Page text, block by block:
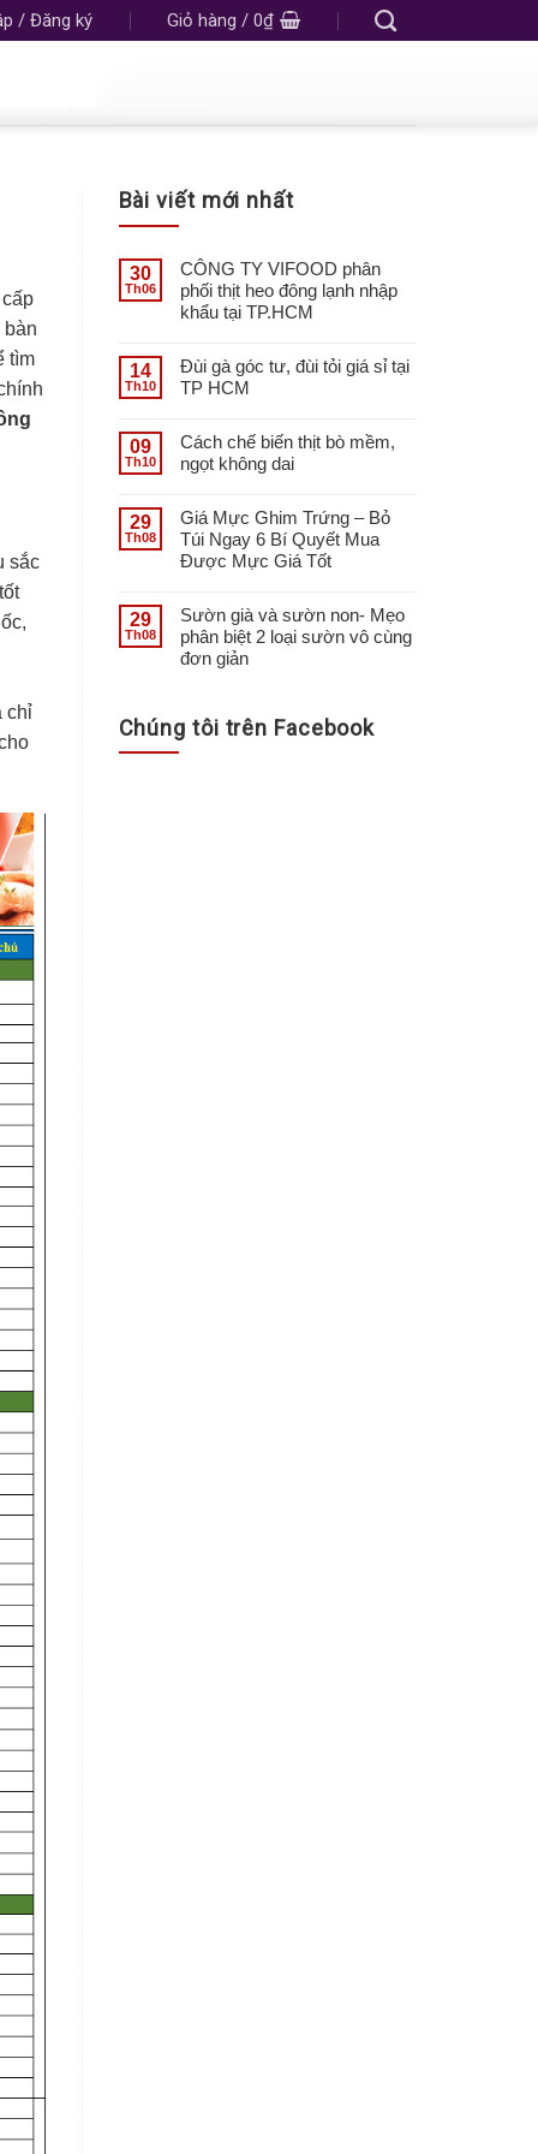
/ Đăng ký Giỏ hàng / 0₫
bàn
tìm
sắc
chỉ
Bài viết mới nhất
30
Th06
CÔNG TY VIFOOD phân
phối thịt heo đông lạnh nhập
khẩu tại TP.HCM
14
Th10
Đùi gà góc tư, đùi tỏi giá sỉ tại
TP HCM
09
Th10
Cách chế biến thịt bò mềm,
ngọt không dai
29
Th08
Giá Mực Ghim Trứng – Bỏ
Túi Ngay 6 Bí Quyết Mua
Được Mực Giá Tốt
29
Th08
Sườn già và sườn non- Mẹo
phân biệt 2 loại sườn vô cùng
đơn giản
Chúng tôi trên Facebook